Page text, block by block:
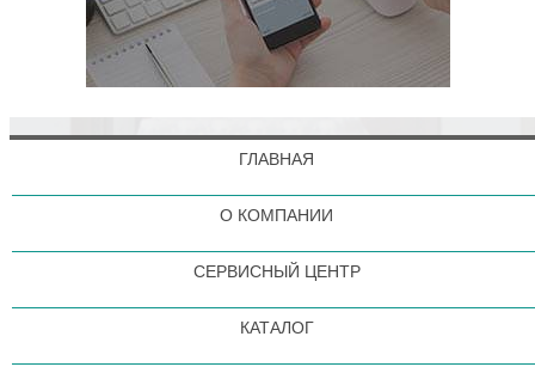
ГЛАВНАЯ
О КОМПАНИИ
СЕРВИСНЫЙ ЦЕНТР
КАТАЛОГ